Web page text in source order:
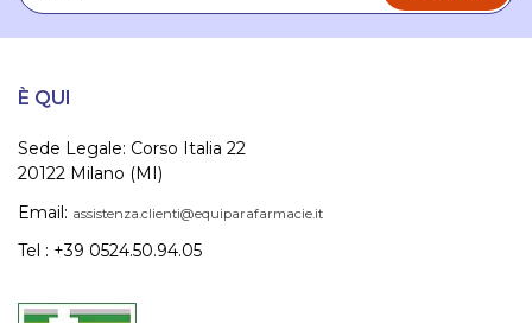
È QUI
Sede Legale: Corso Italia 22
20122 Milano (MI)
Email: assistenza.clienti@equiparafarmacie.it
Tel : +39 0524.50.94.05